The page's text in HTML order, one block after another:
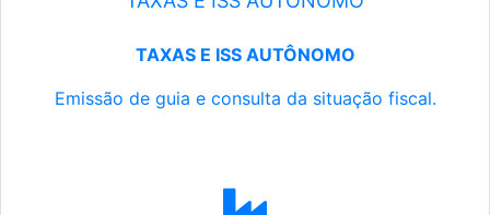
TAXAS E ISS AUTÔNOMO
Emissão de guia e consulta da situação fiscal.